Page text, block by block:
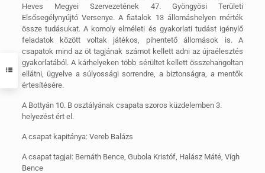
Heves Megyei Szervezetének 47. Gyöngyösi Területi
Elsősegélynyújtó Versenye. A fiatalok 13 állomáshelyen mérték
össze tudásukat.A komoly elméleti és gyakorlati tudást igénylő
feladatok között voltak játékos, pihentető állomások is. A
csapatok mind az öt tagjának számot kellett adni az újraélesztés
gyakorlatából. A kárhelyeken több sérültet kellett összehangoltan
ellátni, ügyelve a súlyossági sorrendre, a biztonságra, a mentők
értesítésére.
A Bottyán 10. B osztályának csapata szoros küzdelemben 3.
helyezést ért el.
A csapat kapitánya: Vereb Balázs
A csapat tagjai: Bernáth Bence, Gubola Kristóf, Halász Máté, Vígh
Bence